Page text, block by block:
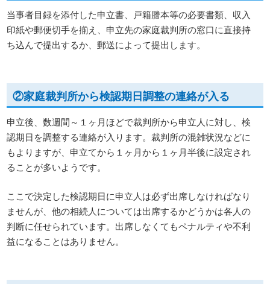
当事者目録を添付した申立書、戸籍謄本等の必要書類、収入
印紙や郵便切手を揃え、申立先の家庭裁判所の窓口に直接持
ち込んで提出するか、郵送によって提出します。
②家庭裁判所から検認期日調整の連絡が入る
申立後、数週間～１ヶ月ほどで裁判所から申立人に対し、検
認期日を調整する連絡が入ります。裁判所の混雑状況などに
もよりますが、申立てから１ヶ月から１ヶ月半後に設定され
ることが多いようです。
ここで決定した検認期日に申立人は必ず出席しなければなり
ませんが、他の相続人については出席するかどうかは各人の
判断に任せられています。出席しなくてもペナルティや不利
益になることはありません。